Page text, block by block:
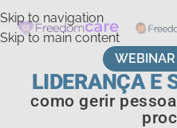
Skip to navigation
Skip to main content
LIDERANÇA E
como gerir